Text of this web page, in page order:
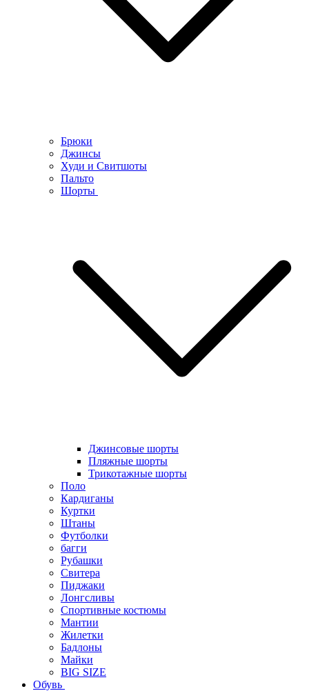
Брюки
Джинсы
Худи и Свитшоты
Пальто
Шорты
Джинсовые шорты
Пляжные шорты
Трикотажные шорты
Поло
Кардиганы
Куртки
Штаны
Футболки
багги
Рубашки
Свитера
Пиджаки
Лонгсливы
Спортивные костюмы
Мантии
Жилетки
Бадлоны
Майки
BIG SIZE
Обувь